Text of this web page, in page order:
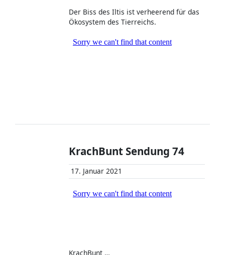
Der Biss des Iltis ist verheerend für das
Ökosystem des Tierreichs.
KrachBunt Sendung 74
17. Januar 2021
KrachBunt …